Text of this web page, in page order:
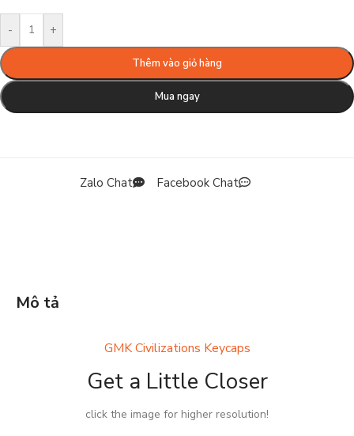
- +
Thêm vào giỏ hàng
Mua ngay
Zalo Chat Facebook Chat
Mô tả
GMK Civilizations Keycaps
Get a Little Closer
click the image for higher resolution!